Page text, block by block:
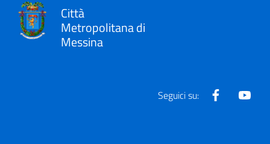
Città
Metropolitana di
Messina
Seguici su: Facebook